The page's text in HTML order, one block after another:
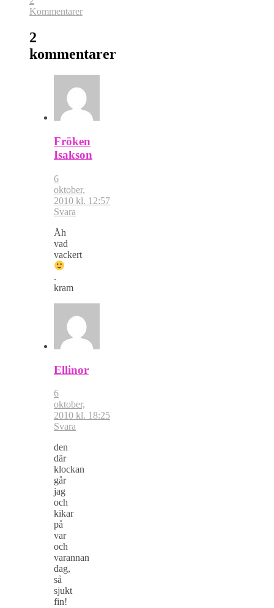
Kommentarer
2
kommentarer
Fröken
Isakson
6
oktober,
2010 kl. 12:57
Svara
Åh
vad
vackert
.
kram
Ellinor
6
oktober,
2010 kl. 18:25
Svara
den
där
klockan
går
jag
och
kikar
på
var
och
varannan
dag,
så
sjukt
fin!